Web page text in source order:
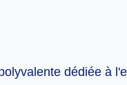
dédiée à